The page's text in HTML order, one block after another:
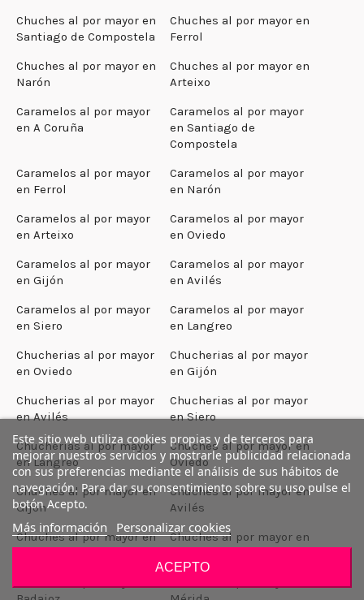
Chuches al por mayor en
Santiago de Compostela
Chuches al por mayor en
Ferrol
Chuches al por mayor en
Narón
Chuches al por mayor en
Arteixo
Caramelos al por mayor
en A Coruña
Caramelos al por mayor
en Santiago de
Compostela
Caramelos al por mayor
en Ferrol
Caramelos al por mayor
en Narón
Caramelos al por mayor
en Arteixo
Caramelos al por mayor
en Oviedo
Caramelos al por mayor
en Gijón
Caramelos al por mayor
en Avilés
Caramelos al por mayor
en Siero
Caramelos al por mayor
en Langreo
Chucherias al por mayor
en Oviedo
Chucherias al por mayor
en Gijón
Chucherias al por mayor
en Avilés
Chucherias al por mayor
en Siero
Chucherias al por mayor
en Langreo
Chuches al por mayor en
Oviedo
Chuches al por mayor en
Gijón
Chuches al por mayor en
Avilés
Chuches al por mayor en
Chuches al por mayor en
Este sitio web utiliza cookies propias y de terceros para
mejorar nuestros servicios y mostrarle publicidad relacionada
con sus preferencias mediante el análisis de sus hábitos de
navegación. Para dar su consentimiento sobre su uso pulse el
botón Acepto.
Más información Personalizar cookies
ACEPTO